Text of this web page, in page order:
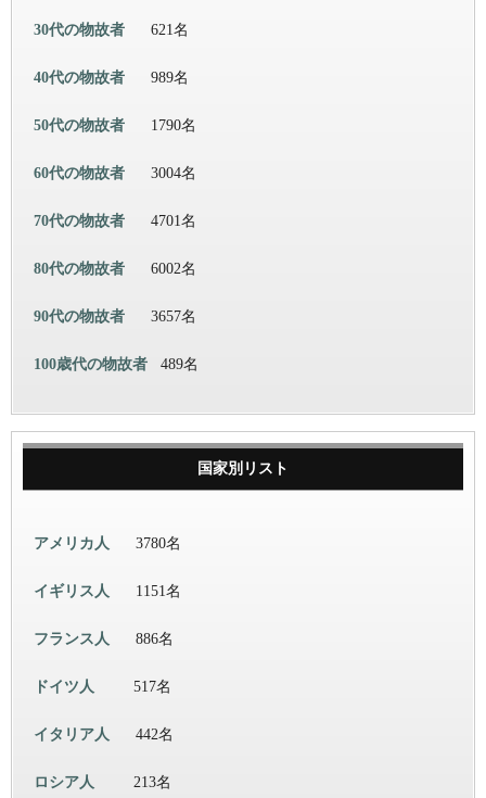
30代の物故者 621名
40代の物故者 989名
50代の物故者 1790名
60代の物故者 3004名
70代の物故者 4701名
80代の物故者 6002名
90代の物故者 3657名
100歳代の物故者 489名
国家別リスト
アメリカ人 3780名
イギリス人 1151名
フランス人 886名
ドイツ人 517名
イタリア人 442名
ロシア人 213名